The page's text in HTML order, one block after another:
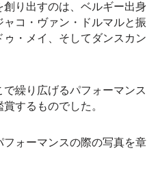
創り出すのは、ベルギー出身
コ・ヴァン・ドルマルと振
・メイ、そしてダンスカン
繰り広げるパフォーマンス
するものでした。
ォーマンスの際の写真を章